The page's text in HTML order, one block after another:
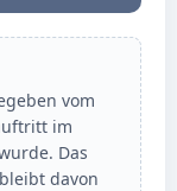
vom
im
Das
davon